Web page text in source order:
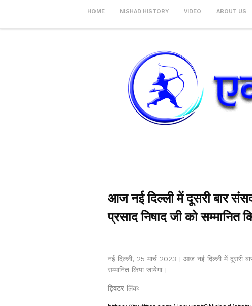
HOME NISHAD HISTORY VIDEO ABOUT US
आज नई दिल्ली में दूसरी बार
प्रसाद निषाद जी को सम्मानित
नई दिल्ली, 25 मार्च 2023। आज नई दिल्ली में दूसरी
सम्मानित किया जायेगा।
ट्विटरलिंकः